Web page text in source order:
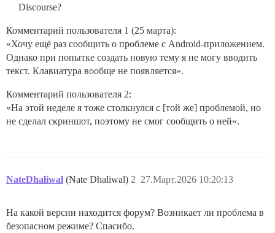
Discourse?
Комментарий пользователя 1 (25 марта):
«Хочу ещё раз сообщить о проблеме с Android-приложением.
Однако при попытке создать новую тему я не могу вводить
текст. Клавиатура вообще не появляется».
Комментарий пользователя 2:
«На этой неделе я тоже столкнулся с [той же] проблемой, но
не сделал скриншот, поэтому не смог сообщить о ней».
NateDhaliwal (Nate Dhaliwal) 27.Март.2026 10:20:13
2
На какой версии находится форум? Возникает ли проблема в
безопасном режиме? Спасибо.